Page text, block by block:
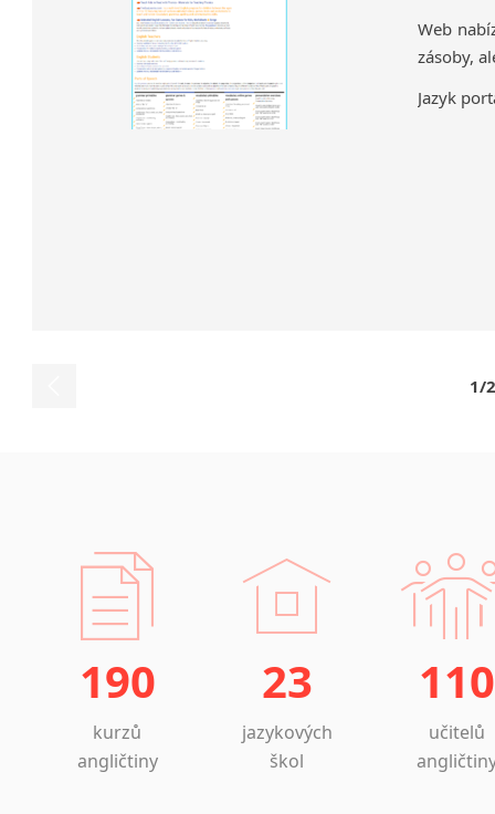
Web
zásoby,
Jazyk
1/2
190
kurzů
angličtiny
23
jazykových
škol
110
učitelů